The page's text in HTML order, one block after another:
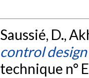
Saussié, D.,
control
technique n°